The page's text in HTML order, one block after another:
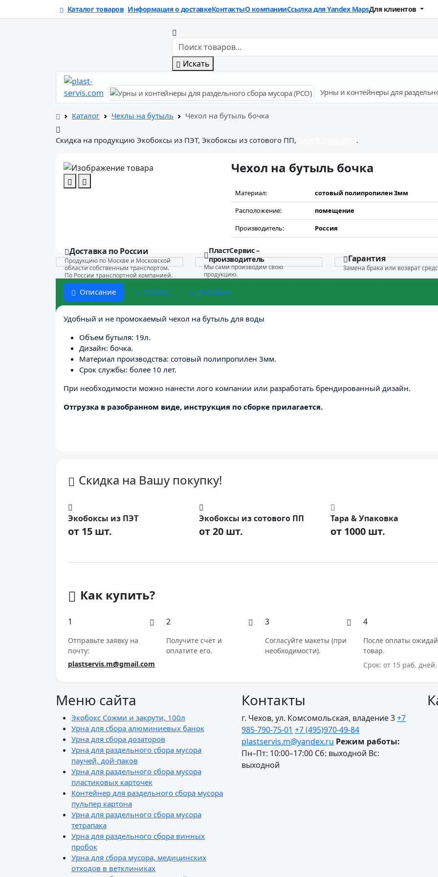
Каталог товаров Информация о доставкеКонтактыО компанииСсылка для Yandex MapsДля клиентов
Искать
Урны и контейнеры для
Каталог Чехлы на бутыль Чехол на бутыль бочка
Скидка на продукцию Экобоксы из ПЭТ, Экобоксы из сотового ПП, .
Чехол на бутыль бочка
Материал:
сотовый полипропилен 3мм
Расположение:
помещение
Производитель:
Россия
Доставка по России
Продукцию по Москве и Московской
области собственным транспортом.
По России транспортной компанией.
ПластСервис –
производитель
Мы сами производим свою
продукцию.
Гарантия
Замена брака или возврат
Описание Оплата Доставка
Удобный и не промокаемый чехол на бутыль для воды
Объем бутыля: 19л.
Дизайн: бочка.
Материал производства: сотовый полипропилен 3мм.
Срок службы: более 10 лет.
При необходимости можно нанести лого компании или разработать брендированный дизайн.
Отгрузка в разобранном виде, инструкция по сборке прилагается.
Скидка на Вашу покупку!
Экобоксы из ПЭТ
от 15 шт.
Экобоксы из сотового ПП
от 20 шт.
Тара & Упаковка
от 1000 шт.
Как купить?
1
Отправьте заявку на
почту:
plastservis.m@gmail.com
2
Получите счёт и
оплатите его.
3
Согласуйте макеты (при
необходимости).
4
После оплаты
товар.
Срок: от 15 раб. дней.
Меню сайта
Экобокс Сожми и закрути, 100л
Урна для сбора алюминиевых банок
Урна для сбора дозаторов
Урна для раздельного сбора мусора
паучей, дой-паков
Урна для раздельного сбора мусора
пластиковых карточек
Контейнер для раздельного сбора мусора
пульпер картона
Урна для раздельного сбора мусора
тетрапака
Урна для раздельного сбора винных
пробок
Урна для сбора мусора, медицинских
отходов в ветклиниках
Контакты
г. Чехов, ул. Комсомольская, владение 3+7
985-790-75-01 +7 (495)970-49-84
plastservis.m@yandex.ru Режим работы:
Пн–Пт: 10:00–17:00 Сб: выходной Вс:
выходной